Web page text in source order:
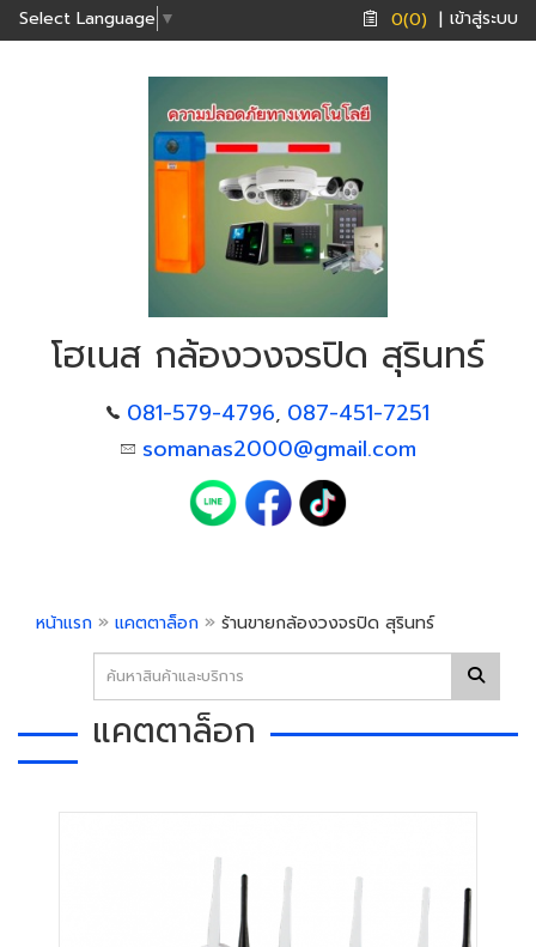
Select Language ▼ 0(0) | เข้าสู่ระบบ
โฮเนส กล้องวงจรปิด สุรินทร์
081-579-4796, 087-451-7251
somanas2000@gmail.com
หน้าแรก » แคตตาล็อก » ร้านขายกล้องวงจรปิด สุรินทร์
แคตตาล็อก